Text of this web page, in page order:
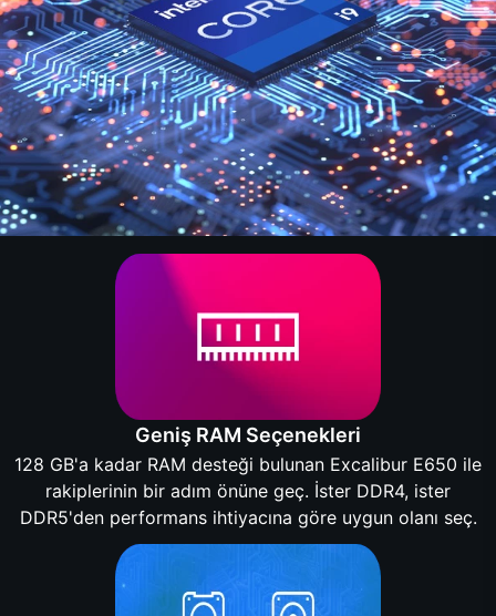
Geniş RAM Seçenekleri
128 GB'a kadar RAM desteği bulunan Excalibur E650 ile
rakiplerinin bir adım önüne geç. İster DDR4, ister
DDR5'den performans ihtiyacına göre uygun olanı seç.